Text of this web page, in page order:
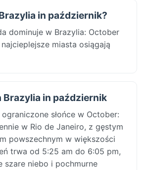
in październik?
dominuje w Brazylia: October
miasta osiągają
Brazylia in październik
słońce w October:
w Rio de Janeiro, z gęstym
powszechnym w większości
trwa od 5:25 am do 6:05 pm,
szare niebo i pochmurne